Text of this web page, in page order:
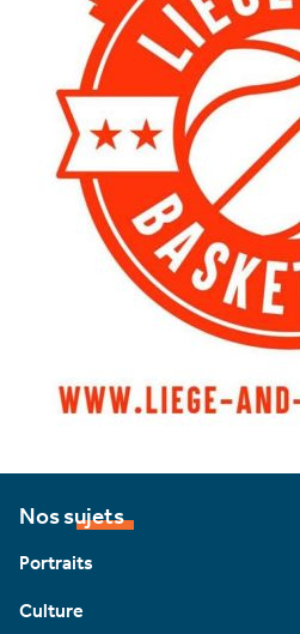
Nos sujets
Portraits
Culture